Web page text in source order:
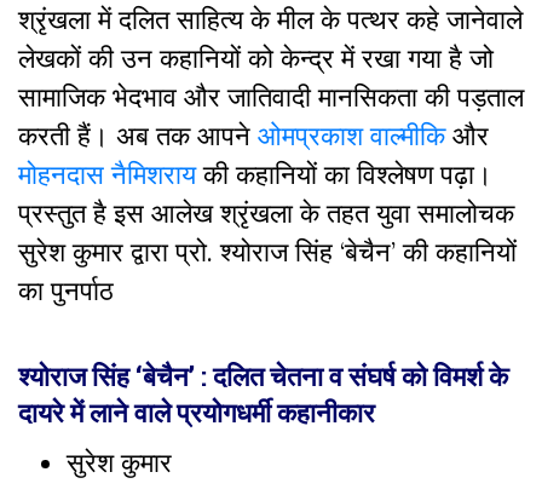
श्रृंखला में दलित साहित्य के मील के पत्थर कहे जानेवाले
लेखकों की उन कहानियों को केन्द्र में रखा गया है जो
सामाजिक भेदभाव और जातिवादी मानसिकता की पड़ताल
करती हैं। अब तक आपने ओमप्रकाश वाल्मीकिऔर
मोहनदास नैमिशरायकी कहानियों का विश्लेषण पढ़ा।
प्रस्तुत है इस आलेख श्रृंखला के तहत युवा समालोचक
सुरेश कुमार द्वारा प्रो. श्योराज सिंह ‘बेचैन’ की कहानियों
का पुनर्पाठ
श्योराज सिंह ‘बेचैन’ : दलित चेतना व संघर्ष को विमर्श के
दायरे में लाने वाले प्रयोगधर्मी कहानीकार
सुरेश कुमार